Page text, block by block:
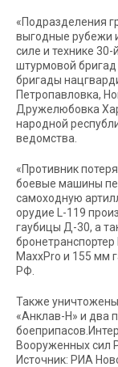
«Подразделения
выгодные рубежи
силе и технике
штурмовой
бригады
Петропавловка,
Дружелюбовка
народной
ведомства.
«Противник
боевые машины
самоходную
орудие L-119
гаубицы Д-30, а
MaxxPro и 155 мм
РФ.
Также
«Анклав-Н» и два
Вооруженных сил
Источник: РИА